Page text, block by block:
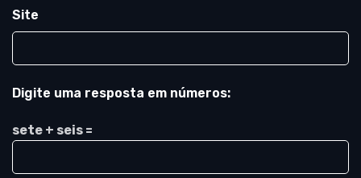
Site
Digite uma resposta em números:
sete + seis =